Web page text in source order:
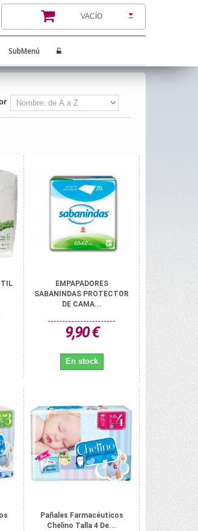
VACÍO
SubMenú
EMPAPADORES
SABANINDAS PROTECTOR
DE CAMA...
9,90 €
En stock
Pañales Farmacéuticos
Chelino Talla 4 De...